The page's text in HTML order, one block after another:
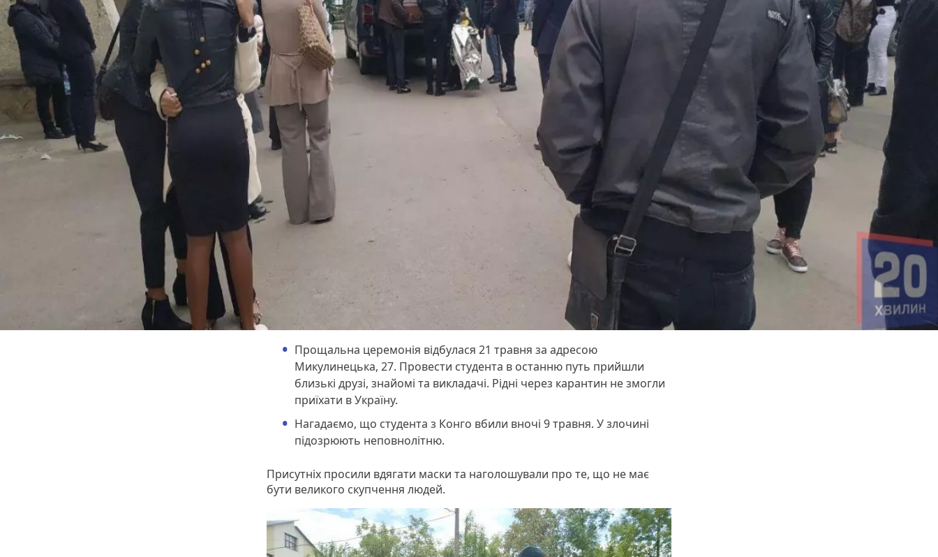
Прощальна церемонія відбулася 21 травня за адресою
Микулинецька, 27. Провести студента в останню путь прийшли
близькі друзі, знайомі та викладачі. Рідні через карантин не змогли
приїхати в Україну.
Нагадаємо, що студента з Конго вбили вночі 9 травня. У злочині
підозрюють неповнолітню.
Присутніх просили вдягати маски та наголошували про те, що не має
бути великого скупчення людей.